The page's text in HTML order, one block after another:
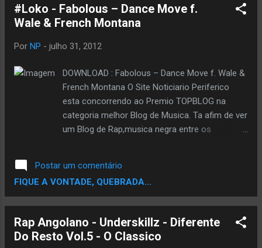
Twitter. Escolha um e Vota pra Fortalecer a
Corrente. VOTE AQUI
#Loko - Fabolous – Dance Move f.
Wale & French Montana
Por NP - julho 31, 2012
DOWNLOAD : Fabolous – Dance Move f. Wale &
French Montana O Site Noticiario Periferico
esta concorrendo ao Premio TOPBLOG na
categoria melhor Blog de Musica. Ta afim de ver
um Blog de Rap,musica negra entre os
facebook ou Twitter. Escolha um e Vota pra
Fortalecer a Corrente. VOTE AQUI
Postar um comentário
FIQUE A VONTADE, QUEBRADA...
Rap Angolano - Underskillz - Diferente
Do Resto Vol.5 - O Classico